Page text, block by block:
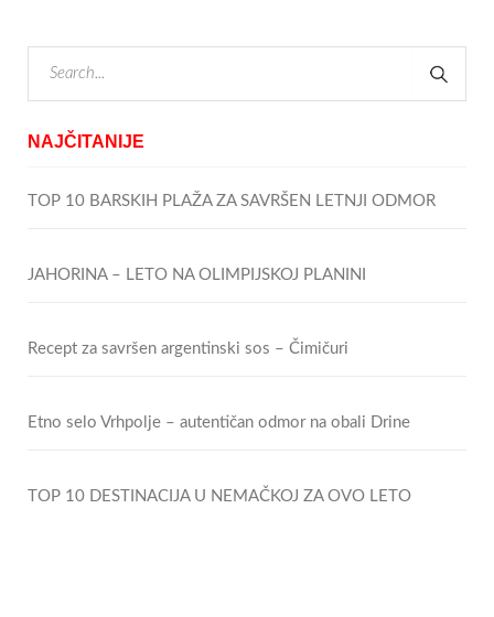
NAJČITANIJE
TOP 10 BARSKIH PLAŽA ZA SAVRŠEN LETNJI ODMOR
JAHORINA – LETO NA OLIMPIJSKOJ PLANINI
Recept za savršen argentinski sos – Čimičuri
Etno selo Vrhpolje – autentičan odmor na obali Drine
TOP 10 DESTINACIJA U NEMAČKOJ ZA OVO LETO